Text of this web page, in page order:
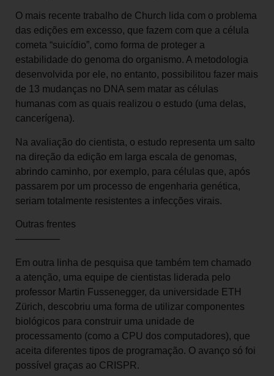
O mais recente trabalho de Church lida com o problema
das edições em excesso, que fazem com que a célula
cometa “suicídio”, como forma de proteger a
estabilidade do genoma do organismo. A metodologia
desenvolvida por ele, no entanto, possibilitou fazer mais
de 13 mudanças no DNA sem matar as células
humanas com as quais realizou o estudo (uma delas,
cancerígena).
Na avaliação do cientista, o estudo representa um salto
na direção da edição em larga escala de genomas,
abrindo caminho, por exemplo, para células que, após
passarem por um processo de engenharia genética,
seriam totalmente resistentes a infecções virais.
Outras frentes
————–
Em outra linha de pesquisa que também tem chamado
a atenção, uma equipe de cientistas liderada pelo
professor Martin Fussenegger, da universidade ETH
Zürich, descobriu uma forma de utilizar componentes
biológicos para construir uma unidade de
processamento (como a CPU dos computadores), que
aceita diferentes tipos de programação. O avanço só foi
possível graças ao CRISPR.